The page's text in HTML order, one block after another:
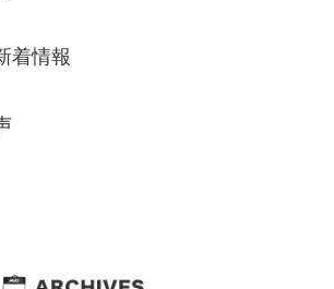
着情報